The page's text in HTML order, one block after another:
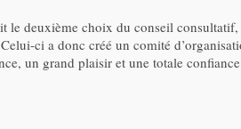
deuxième choix du conseil
ci a donc créé un comité
un grand plaisir et une totale